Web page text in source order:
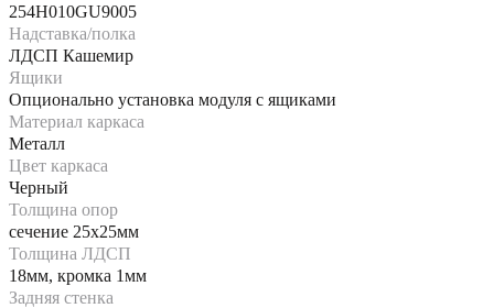
254H010GU9005
Надставка/полка
ЛДСП Кашемир
Ящики
Опционально установка модуля с ящиками
Материал каркаса
Металл
Цвет каркаса
Черный
Толщина опор
сечение 25х25мм
Толщина ЛДСП
18мм, кромка 1мм
Задняя стенка